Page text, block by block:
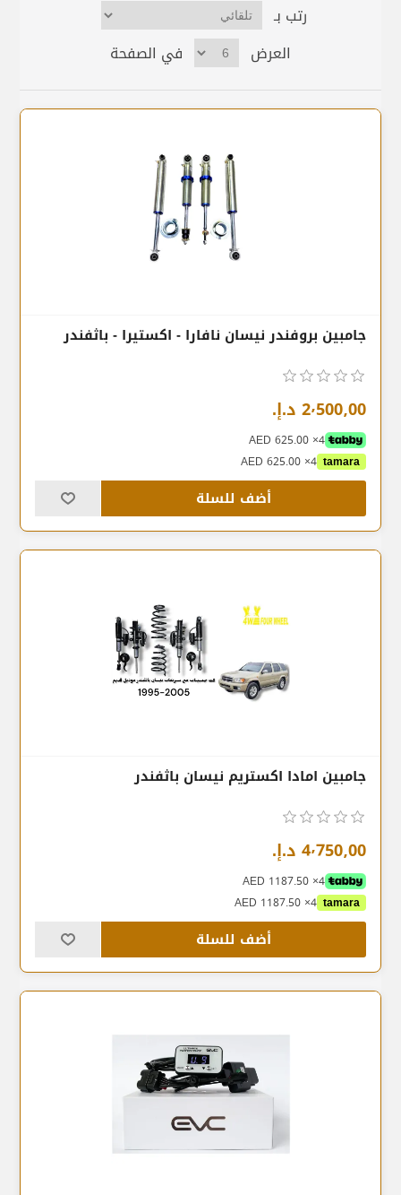
رتب بـ
العرض
في الصفحة
جامبين بروفندر نيسان نافارا - اكستيرا - باثفندر
2٬500٫00 د.إ.‏
4× AED 625.00
tamara
4× AED 625.00
أضف للسلة
جامبين امادا اكستريم نيسان باثفندر
4٬750٫00 د.إ.‏
4× AED 1187.50
tamara
4× AED 1187.50
أضف للسلة